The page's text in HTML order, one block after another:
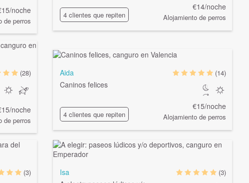
noche
de perros
4 clientes que repiten
€14/noche
Alojamiento de perros
(28)
noche
de perros
Aida
Caninos felices
4 clientes que repiten
(14)
€15/noche
Alojamiento de perros
(3)
Isa
(3)